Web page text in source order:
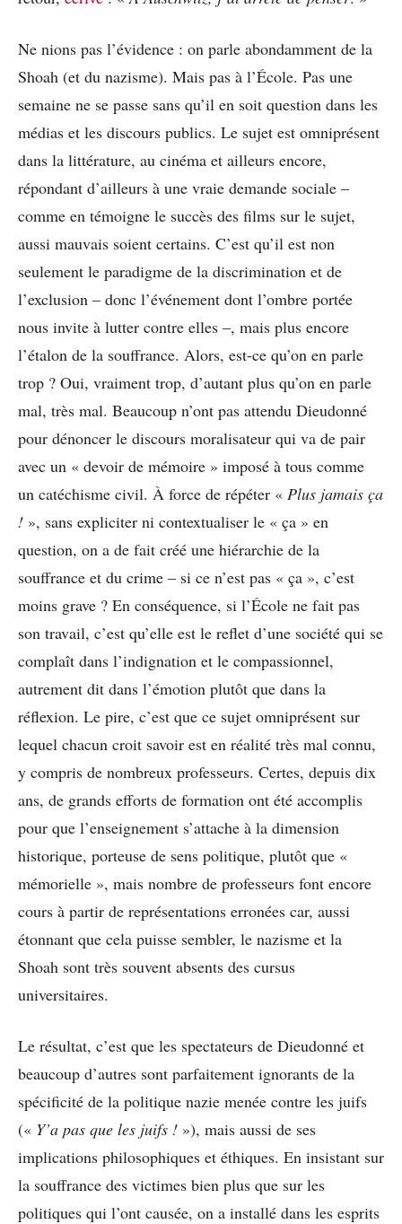
Ne nions pas l’évidence : on parle abondamment de la
Shoah (et du nazisme). Mais pas à l’École. Pas une
semaine ne se passe sans qu’il en soit question dans les
médias et les discours publics. Le sujet est omniprésent
dans la littérature, au cinéma et ailleurs encore,
répondant d’ailleurs à une vraie demande sociale –
comme en témoigne le succès des films sur le sujet,
aussi mauvais soient certains. C’est qu’il est non
seulement le paradigme de la discrimination et de
l’exclusion – donc l’événement dont l’ombre portée
nous invite à lutter contre elles –, mais plus encore
l’étalon de la souffrance. Alors, est-ce qu’on en parle
trop ? Oui, vraiment trop, d’autant plus qu’on en parle
mal, très mal. Beaucoup n’ont pas attendu Dieudonné
pour dénoncer le discours moralisateur qui va de pair
avec un « devoir de mémoire » imposé à tous comme
un catéchisme civil. À force de répéter « Plus jamais ça
! », sans expliciter ni contextualiser le « ça » en
question, on a de fait créé une hiérarchie de la
souffrance et du crime – si ce n’est pas « ça », c’est
moins grave ? En conséquence, si l’École ne fait pas
son travail, c’est qu’elle est le reflet d’une société qui se
complaît dans l’indignation et le compassionnel,
autrement dit dans l’émotion plutôt que dans la
réflexion. Le pire, c’est que ce sujet omniprésent sur
lequel chacun croit savoir est en réalité très mal connu,
y compris de nombreux professeurs. Certes, depuis dix
ans, de grands efforts de formation ont été accomplis
pour que l’enseignement s’attache à la dimension
historique, porteuse de sens politique, plutôt que «
mémorielle », mais nombre de professeurs font encore
cours à partir de représentations erronées car, aussi
étonnant que cela puisse sembler, le nazisme et la
Shoah sont très souvent absents des cursus
universitaires.
Le résultat, c’est que les spectateurs de Dieudonné et
beaucoup d’autres sont parfaitement ignorants de la
spécificité de la politique nazie menée contre les juifs
(« Y’a pas que les juifs ! »), mais aussi de ses
implications philosophiques et éthiques. En insistant sur
la souffrance des victimes bien plus que sur les
politiques qui l’ont causée, on a installé dans les esprits